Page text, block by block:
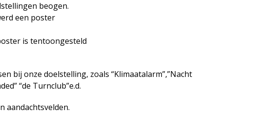
beogen.
een poster
is tentoongesteld
bij onze doelstelling, zoals “Klimaatalarm”,”Nacht
“de Turnclub”e.d.
aandachtsvelden.